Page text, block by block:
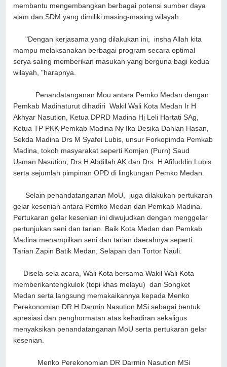
membantu mengembangkan berbagai potensi sumber daya
alam dan SDM yang dimiliki masing-masing wilayah.
"Dengan kerjasama yang dilakukan ini, insha Allah kita
mampu melaksanakan berbagai program secara optimal
serya saling memberikan masukan yang berguna bagi kedua
wilayah, "harapnya.
Penandatanganan Mou antara Pemko Medan dengan
Pemkab Madinaturut dihadiri Wakil Wali Kota Medan Ir H
Akhyar Nasution, Ketua DPRD Madina Hj Leli Hartati SAg,
Ketua TP PKK Pemkab Madina Ny Ika Desika Dahlan Hasan,
Sekda Madina Drs M Syafei Lubis, unsur Forkopimda Pemkab
Madina, tokoh masyarakat seperti Komjen (Purn) Saud
Usman Nasution, Drs H Abdillah AK dan Drs H Afifuddin Lubis
serta sejumlah pimpinan OPD di lingkungan Pemko Medan.
Selain penandatanganan MoU, juga dilakukan pertukaran
gelar kesenian antara Pemko Medan dan Pemkab Madina.
Pertukaran gelar kesenian ini diwujudkan dengan menggelar
pertunjukan seni dan tarian. Baik Kota Medan dan Pemkab
Madina menampilkan seni dan tarian daerahnya seperti
Tarian Zapin Batik Medan, Selapan dan Tortor Nauli.
Disela-sela acara, Wali Kota bersama Wakil Wali Kota
memberikantengkulok (topi khas melayu) dan Songket
Medan serta langsung memakaikannya kepada Menko
Perekonomian DR H Darmin Nasution MSi sebagai bentuk
apresiasi dan penghormatan atas kehadiran sekaligus
menyaksikan penandatanganan MoU serta pertukaran gelar
kesenian.
Menko Perekonomian DR Darmin Nasution MSi